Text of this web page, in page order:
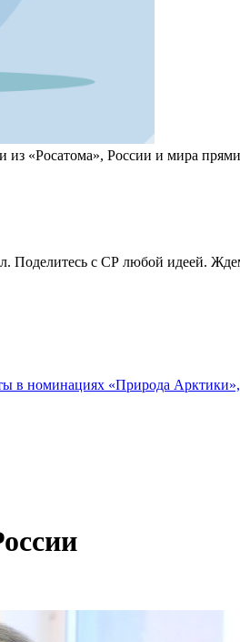
из «Росатома», России и мира
Поделитесь с СР любой идеей.
в номинациях «Природа